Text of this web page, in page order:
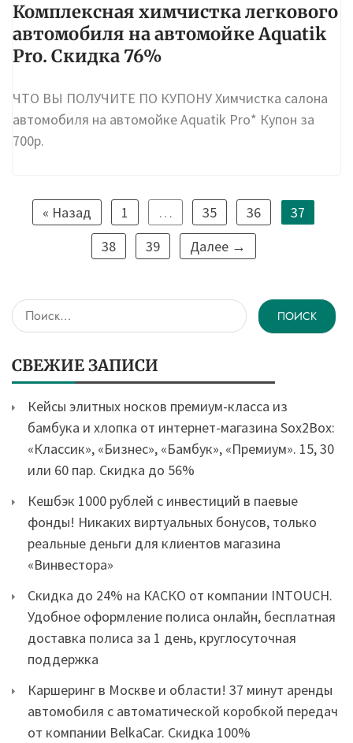
Комплексная химчистка легкового
автомобиля на автомойке Aquatik
Pro. Скидка 76%
ЧТО ВЫ ПОЛУЧИТЕ ПО КУПОНУ Химчистка салона
автомобиля на автомойке Aquatik Pro* Купон за
700р.
« Назад 1 … 35 36
37
38
39 Далее →
Найти:
СВЕЖИЕ ЗАПИСИ
Кейсы элитных носков премиум-класса из
бамбука и хлопка от интернет-магазина Sox2Box:
«Классик», «Бизнес», «Бамбук», «Премиум». 15, 30
или 60 пар. Скидка до 56%
Кешбэк 1000 рублей с инвестиций в паевые
фонды! Никаких виртуальных бонусов, только
реальные деньги для клиентов магазина
«Винвестора»
Скидка до 24% на КАСКО от компании INTOUCH.
Удобное оформление полиса онлайн, бесплатная
доставка полиса за 1 день, круглосуточная
поддержка
Каршеринг в Москве и области! 37 минут аренды
автомобиля с автоматической коробкой передач
от компании BelkaCar. Скидка 100%